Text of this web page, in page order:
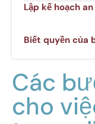
Lập kế hoạch
Biết quyền của
Các
cho